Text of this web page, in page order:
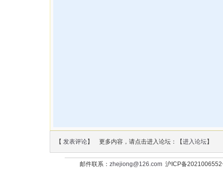
【 发表评论】 更多内容，请点击进入论坛：【进入论坛】
邮件联系： zhejiong@126.com沪ICP备